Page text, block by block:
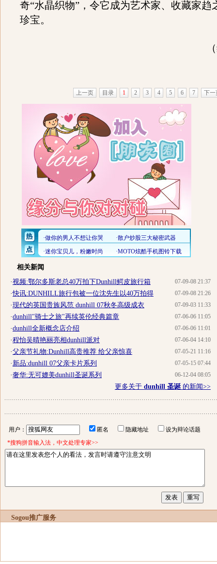
奇“水晶织物”，令它成为艺术家、收藏家趋
珍宝。
上一页 目录 1 2 3 4 5 6 7 下一
相关新闻
07-09-08 21:37
·视频:鄂尔多斯老总40万拍下Dunhill鳄皮旅行箱
07-09-08 21:26
·快讯:DUNHILL旅行包被一位沈先生以40万拍得
07-09-03 11:33
·现代的英国贵族风范 dunhill 07秋冬高级成衣
07-06-06 11:05
·dunhill"骑士之旅"再续英伦经典篇章
07-06-06 11:01
·dunhill全新概念店介绍
07-06-04 14:10
·程怡吴晴艳丽亮相dunhill派对
07-05-21 11:16
·父亲节礼物:Dunhill高贵推荐 给父亲惊喜
07-05-15 07:44
·新品:dunhill 07父亲卡片系列
06-12-04 08:05
·奢华:无可媲美dunhill圣诞系列
更多关于 dunhill 圣诞 的新闻>>
用户： 匿名 隐藏地址
设为辩论话题
*搜狗拼音输入法，中文处理专家>>
Sogou推广服务